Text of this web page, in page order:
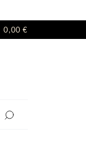
0,00 €